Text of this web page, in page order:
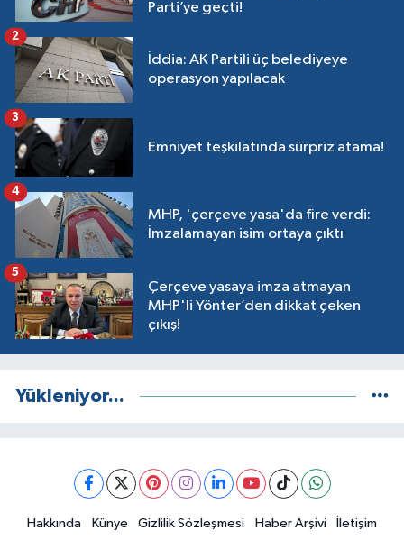
Parti’ye geçti!
İddia: AK Partili üç belediyeye
operasyon yapılacak
2
Emniyet teşkilatında sürpriz atama!
3
MHP, 'çerçeve yasa'da fire verdi:
İmzalamayan isim ortaya çıktı
4
Çerçeve yasaya imza atmayan
MHP'li Yönter’den dikkat çeken
çıkış!
5
Yükleniyor...
Hakkında Künye Gizlilik Sözleşmesi Haber Arşivi İletişim